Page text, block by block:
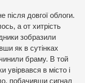
після довгої облоги.
а от хитрість
зобразили
як в сутінках
браму. В той
увірвався в місто і
побачивши сигнал